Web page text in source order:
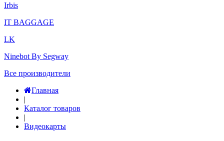
Irbis
IT BAGGAGE
LK
Ninebot By Segway
Все производители
Главная
|
Каталог товаров
|
Видеокарты